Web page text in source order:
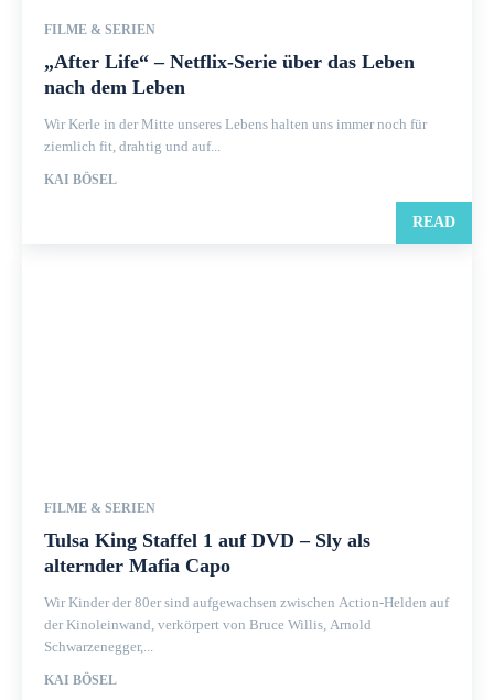
FILME & SERIEN
„After Life“ – Netflix-Serie über das Leben
nach dem Leben
Wir Kerle in der Mitte unseres Lebens halten uns immer noch für
ziemlich fit, drahtig und auf...
KAI BÖSEL
READ
FILME & SERIEN
Tulsa King Staffel 1 auf DVD – Sly als
alternder Mafia Capo
Wir Kinder der 80er sind aufgewachsen zwischen Action-Helden auf
der Kinoleinwand, verkörpert von Bruce Willis, Arnold
Schwarzenegger,...
KAI BÖSEL